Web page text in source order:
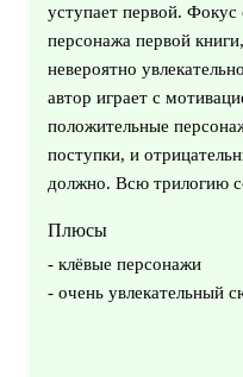
уступает первой. Фокус
персонажа первой
невероятно
автор играет с
положительные
поступки, и
должно. Всю трилогию
Плюсы
- клёвые персонажи
- очень увлекательный